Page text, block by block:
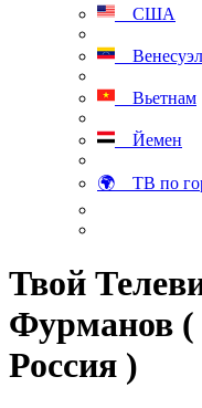
США
Вьетнам
Йемен
🌍 ТВ по
Твой
Фурманов (
Россия )